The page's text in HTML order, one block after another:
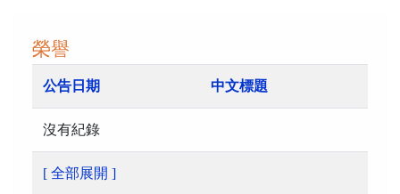
榮譽
公告日期 中文標題
沒有紀錄
[ 全部展開 ]